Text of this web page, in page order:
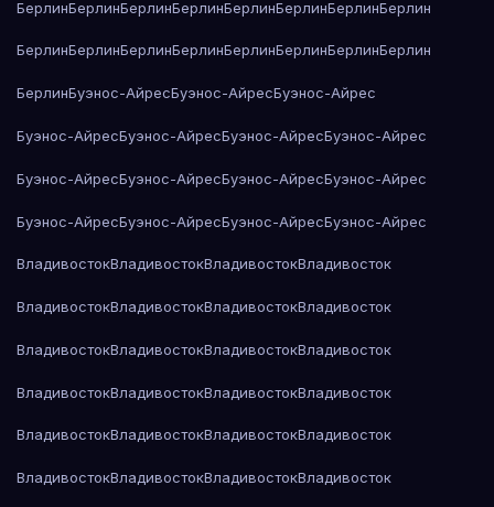
БерлинБерлинБерлинБерлинБерлинБерлинБерлинБерлин
БерлинБерлинБерлинБерлинБерлинБерлинБерлинБерлин
БерлинБуэнос-АйресБуэнос-АйресБуэнос-Айрес
Буэнос-АйресБуэнос-АйресБуэнос-АйресБуэнос-Айрес
Буэнос-АйресБуэнос-АйресБуэнос-АйресБуэнос-Айрес
Буэнос-АйресБуэнос-АйресБуэнос-АйресБуэнос-Айрес
ВладивостокВладивостокВладивостокВладивосток
ВладивостокВладивостокВладивостокВладивосток
ВладивостокВладивостокВладивостокВладивосток
ВладивостокВладивостокВладивостокВладивосток
ВладивостокВладивостокВладивостокВладивосток
ВладивостокВладивостокВладивостокВладивосток